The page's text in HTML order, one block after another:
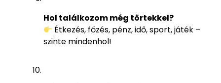
Hol találkozom még törtekkel?
Étkezés, főzés, pénz, idő, sport, játék –
szinte mindenhol!